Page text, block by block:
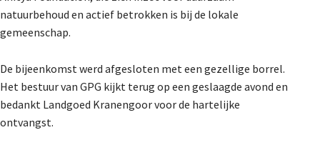
natuurbehoud en actief betrokken is bij de lokale
gemeenschap.
De bijeenkomst werd afgesloten met een gezellige borrel.
Het bestuur van GPG kijkt terug op een geslaagde avond en
bedankt Landgoed Kranengoor voor de hartelijke
ontvangst.